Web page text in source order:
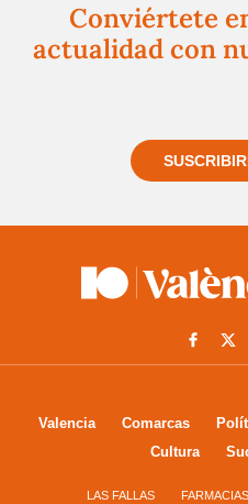
Conviértete
actualidad con
Valencia Comarcas
Cultura
LAS FALLAS